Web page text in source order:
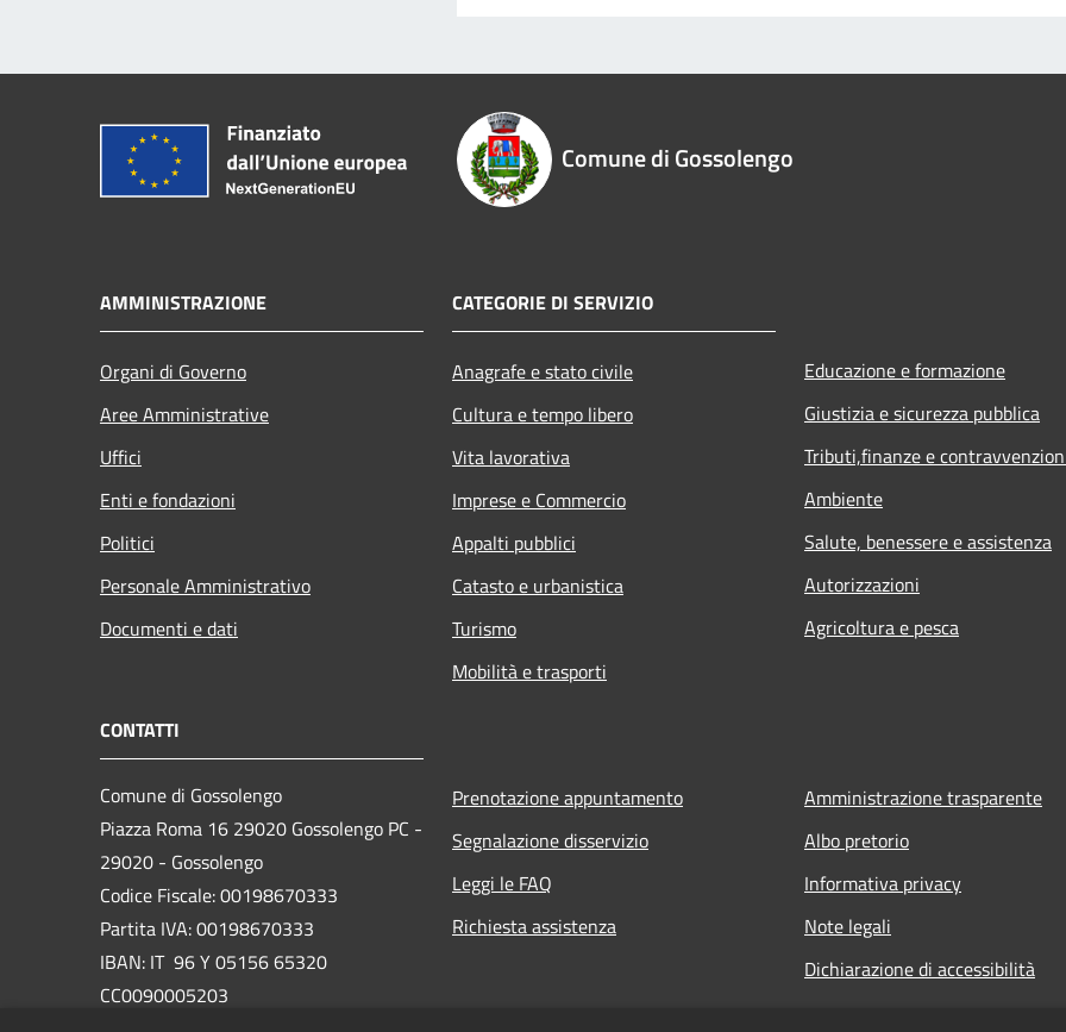
Comune di Gossolengo
AMMINISTRAZIONE
Organi di Governo
Aree Amministrative
Uffici
Enti e fondazioni
Politici
Personale Amministrativo
Documenti e dati
CATEGORIE DI SERVIZIO
Anagrafe e stato civile
Cultura e tempo libero
Vita lavorativa
Imprese e Commercio
Appalti pubblici
Catasto e urbanistica
Turismo
Mobilità e trasporti
Educazione e formazione
Giustizia e sicurezza pubblica
Tributi,finanze e
Ambiente
Salute, benessere e assistenza
Autorizzazioni
Agricoltura e pesca
CONTATTI
Comune di Gossolengo
Piazza Roma 16 29020 Gossolengo PC -
29020 - Gossolengo
Codice Fiscale: 00198670333
Partita IVA: 00198670333
IBAN: IT 96 Y 05156 65320
CC0090005203
Prenotazione appuntamento
Segnalazione disservizio
Leggi le FAQ
Richiesta assistenza
Amministrazione trasparente
Albo pretorio
Informativa privacy
Note legali
Dichiarazione di accessibilità